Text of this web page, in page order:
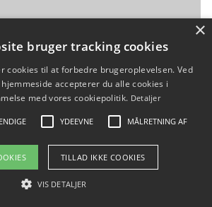
8464 Galten
januar 2011,
×
bruger tracking cookies
cookies til at forbedre brugeroplevelsen. Ved
accepterer du alle cookies i
med vores cookiepolitik. Detaljer
YDEEVNE MÅLRETNING AF
TILLAD IKKE COOKIES
VIS DETALJER